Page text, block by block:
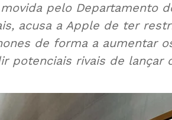
movida pelo Departamento
acusa a Apple de ter
de forma a aumentar
potenciais rivais de lançar